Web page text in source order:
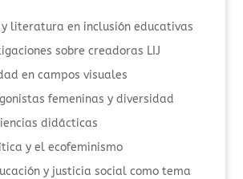
y literatura en inclusión educativas
sobre creadoras LIJ
en campos visuales
femeninas y diversidad
didácticas
y el ecofeminismo
y justicia social como tema